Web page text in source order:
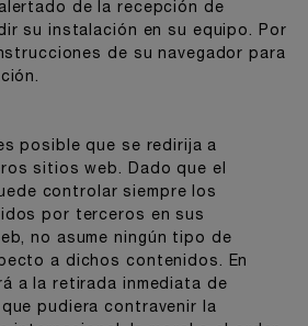
de la recepción de
su instalación en su equipo. Por
de su navegador para
posible que se redirija a
sitios web. Dado que el
controlar siempre los
por terceros en sus
no asume ningún tipo de
a dichos contenidos. En
a la retirada inmediata de
pudiera contravenir la